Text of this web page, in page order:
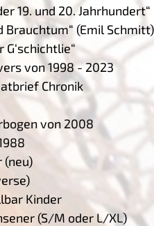
19. und 20. Jahrhundert“
Brauchtum“ (Emil Schmitt)
G‘schichtlie“
von 1998 - 2023
Chronik
von 2008
(neu)
Kinder
(S/M oder L/XL)